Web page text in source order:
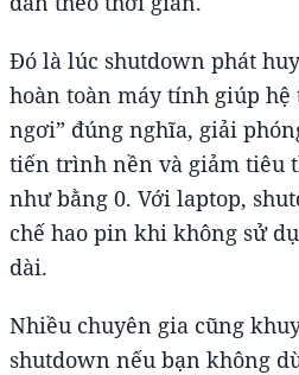
Đó là lúc shutdown phát
hoàn toàn máy tính giúp hệ
ngơi” đúng nghĩa, giải
tiến trình nền và giảm tiêu
như bằng 0. Với laptop,
chế hao pin khi không sử
dài.
Nhiều chuyên gia cũng
shutdown nếu bạn không